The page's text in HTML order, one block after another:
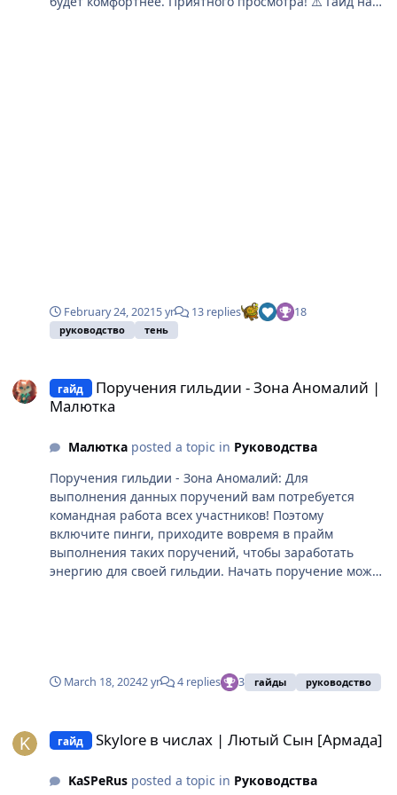
February 24, 20215 yr 13 replies 18
руководство тень
гайд
Поручения гильдии - Зона Аномалий |
Малютка
Малюткаposted a topic in Руководства
Поручения гильдии - Зона Аномалий: Для
выполнения данных поручений вам потребуется
командная работа всех участников! Поэтому
включите пинги, приходите вовремя в прайм
выполнения таких поручений, чтобы заработать
энергию для своей гильдии. Начать поручение может
метку сбора), дождаться запуска, любому члену
WA0002.mp4 После чего запустится таймер, в течение
аномалий, разбросанных по всей локации. Они могут
March 18, 20242 yr 4 replies 3 гайды руководство
гайд Skylore в числах | Лютый Сын [Армада]
KaSPeRusposted a topic in Руководства